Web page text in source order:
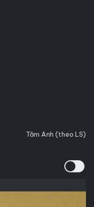
Tâm Anh (theo LS)